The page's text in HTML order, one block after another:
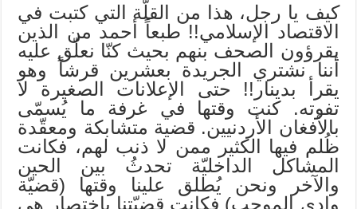
كيف يا رجل، هذا من القلّة التي كتبت في
الاقتصاد الإسلامي!! طبعاً أحمد من الذين
يقرؤون الصحف بنهم بحيث كنّا نعلّق عليه
أننا نشتري الجريدة بعشرين قرشاً وهو
يقرأ بدينار!! حتى الإعلانات الصغيرة لا
تفوته. كنت وقتها في غرفة ما يُسمّى
بالأفغان الأردنيين. قضية متشابكة ومعقّدة
ظُلم فيها الكثير ممن لا ذنب لهم، فكانت
المشاكل الداخليّة تحدثُ بين الحين
والآخر ونحن يُطلق علينا وقتها (قضيّة
وادي الموجب) فكانت قضيّتنا باختصار هي